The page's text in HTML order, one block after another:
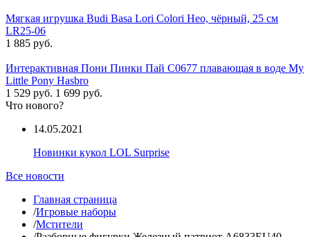
Мягкая игрушка Budi Basa Lori Colori Нео, чёрный, 25 см
LR25-06
1 885 руб.
Интерактивная Пони Пинки Пай C0677 плавающая в воде My
Little Pony Hasbro
1 529 руб. 1 699 руб.
Что нового?
14.05.2021
Новинки кукол LOL Surprise
Все новости
Главная страница
/Игровые наборы
/Мстители